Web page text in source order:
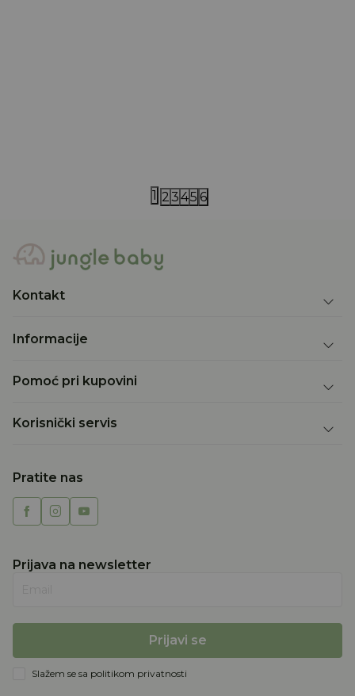
1 2 345 6
Kontakt
Informacije
Pomoć pri kupovini
Korisnički servis
Pratite nas
Prijava na newsletter
Prijavi se
Slažem se sa politikom privatnosti